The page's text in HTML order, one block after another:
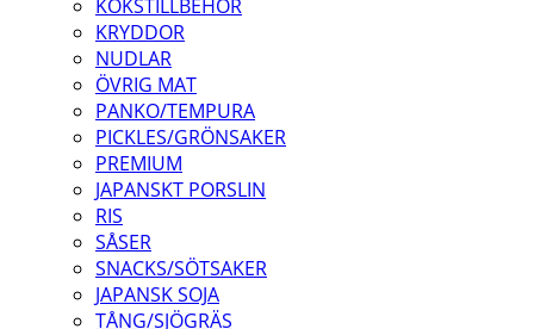
KÖKSTILLBEHÖR
KRYDDOR
NUDLAR
ÖVRIG MAT
PANKO/TEMPURA
PICKLES/GRÖNSAKER
PREMIUM
JAPANSKT PORSLIN
RIS
SÅSER
SNACKS/SÖTSAKER
JAPANSK SOJA
TÅNG/SJÖGRÄS